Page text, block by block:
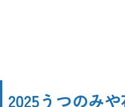
2025うつのみ